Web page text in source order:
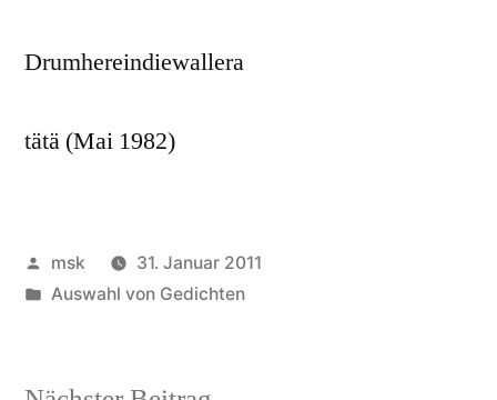
Drumhereindiewallera
tätä (Mai 1982)
Veröffentlicht
von
msk
31. Januar 2011
Veröffentlicht
Auswahl von Gedichten